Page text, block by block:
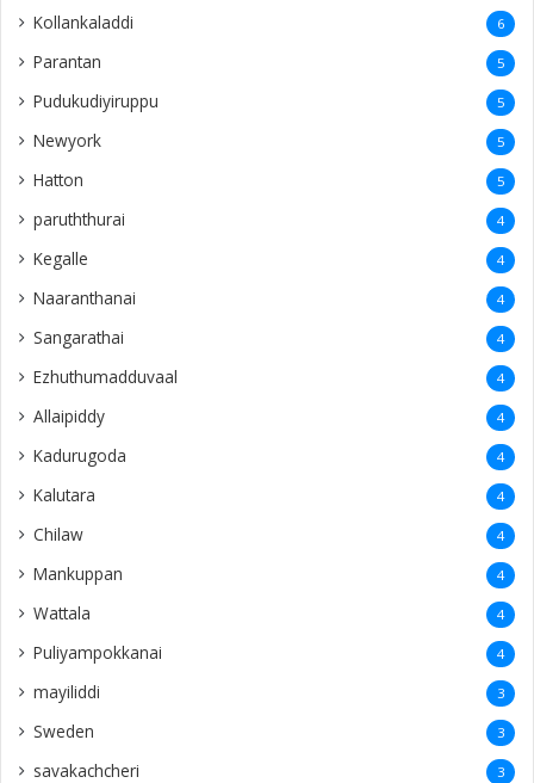
Kollankaladdi 6
Parantan 5
Pudukudiyiruppu 5
Newyork 5
Hatton 5
paruththurai 4
Kegalle 4
Naaranthanai 4
Sangarathai 4
Ezhuthumadduvaal 4
Allaipiddy 4
Kadurugoda 4
Kalutara 4
Chilaw 4
Mankuppan 4
Wattala 4
Puliyampokkanai 4
mayiliddi 3
Sweden 3
savakachcheri 3